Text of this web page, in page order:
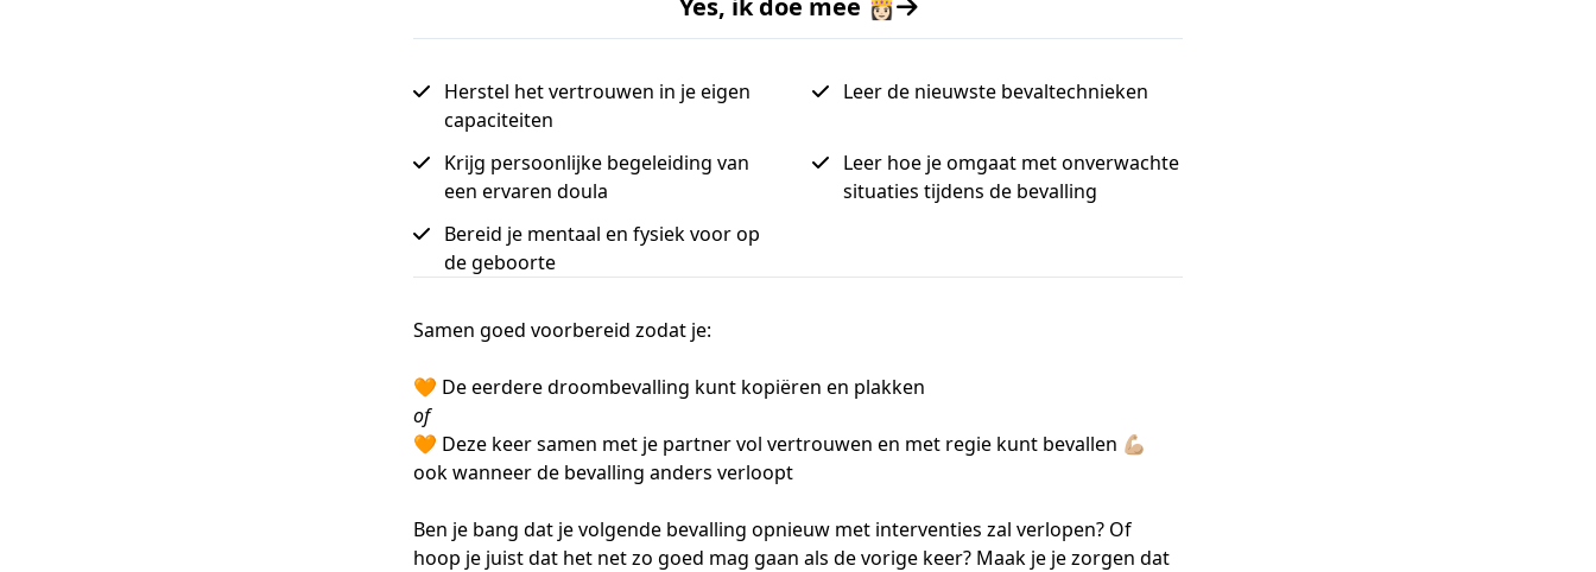
Yes, ik doe mee 👸🏻
Herstel het vertrouwen in je eigen
capaciteiten
Leer de nieuwste bevaltechnieken
Krijg persoonlijke begeleiding van
een ervaren doula
Leer hoe je omgaat met onverwachte
situaties tijdens de bevalling
Bereid je mentaal en fysiek voor op
de geboorte
Samen goed voorbereid zodat je:
🧡 De eerdere droombevalling kunt kopiëren en plakken
of
🧡 Deze keer samen met je partner vol vertrouwen en met regie kunt bevallen 💪🏼
ook wanneer de bevalling anders verloopt
Ben je bang dat je volgende bevalling opnieuw met interventies zal verlopen? Of
hoop je juist dat het net zo goed mag gaan als de vorige keer? Maak je je zorgen dat